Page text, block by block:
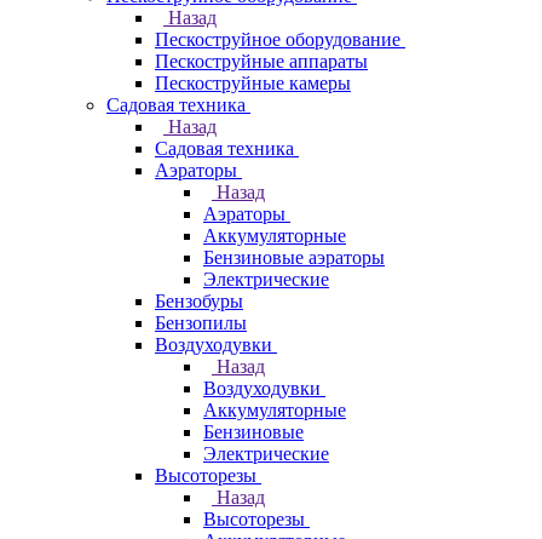
Назад
Пескоструйное оборудование
Пескоструйные аппараты
Пескоструйные камеры
Садовая техника
Назад
Садовая техника
Аэраторы
Назад
Аэраторы
Аккумуляторные
Бензиновые аэраторы
Электрические
Бензобуры
Бензопилы
Воздуходувки
Назад
Воздуходувки
Аккумуляторные
Бензиновые
Электрические
Высоторезы
Назад
Высоторезы